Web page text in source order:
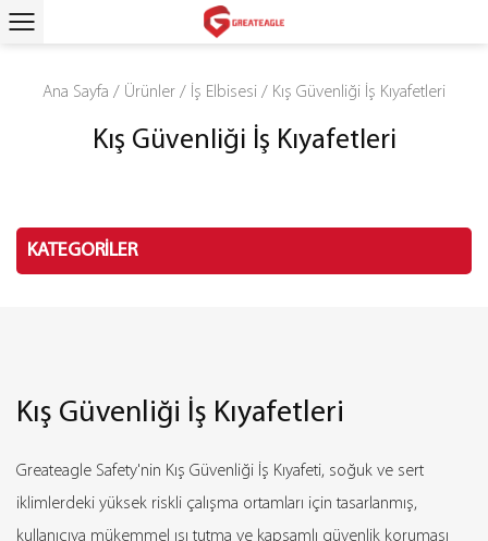
Ana Sayfa / Ürünler / İş Elbisesi / Kış Güvenliği İş Kıyafetleri
Kış Güvenliği İş Kıyafetleri
KATEGORİLER
Kış Güvenliği İş Kıyafetleri
Greateagle Safety'nin Kış Güvenliği İş Kıyafeti, soğuk ve sert
iklimlerdeki yüksek riskli çalışma ortamları için tasarlanmış,
kullanıcıya mükemmel ısı tutma ve kapsamlı güvenlik koruması